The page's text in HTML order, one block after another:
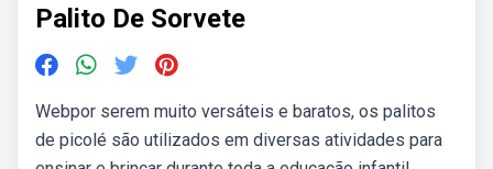
Palito De Sorvete
Webpor serem muito versáteis e baratos, os palitos
de picolé são utilizados em diversas atividades para